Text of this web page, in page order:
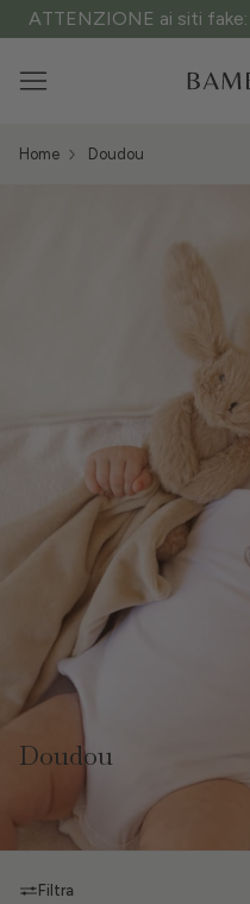
ATTENZIONE ai siti
Home Doudou
Doudou
Filtra